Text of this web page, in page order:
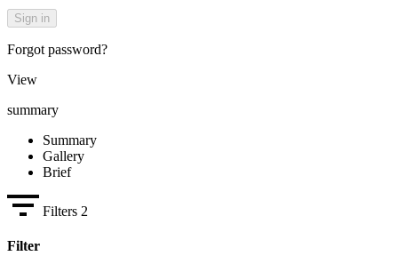
Forgot password?
View
summary
Summary
Gallery
Brief
Filters 2
Filter